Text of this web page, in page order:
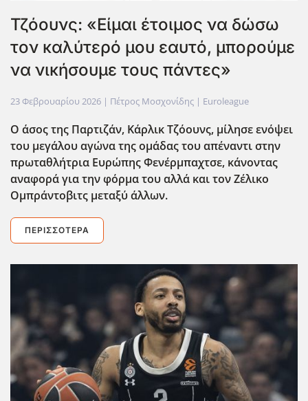
Τζόουνς: «Είμαι έτοιμος να δώσω
τον καλύτερό μου εαυτό, μπορούμε
να νικήσουμε τους πάντες»
23 Φεβρουαρίου 2026 | Πέτρος Μοσχονίδης | Euroleague
Ο άσος της Παρτιζάν, Κάρλικ Τζόουνς, μίλησε ενόψει
του μεγάλου αγώνα της ομάδας του απέναντι στην
πρωταθλήτρια Ευρώπης Φενέρμπαχτσε, κάνοντας
αναφορά για την φόρμα του αλλά και τον Ζέλικο
Ομπράντοβιτς μεταξύ άλλων.
ΠΕΡΙΣΣΌΤΕΡΑ